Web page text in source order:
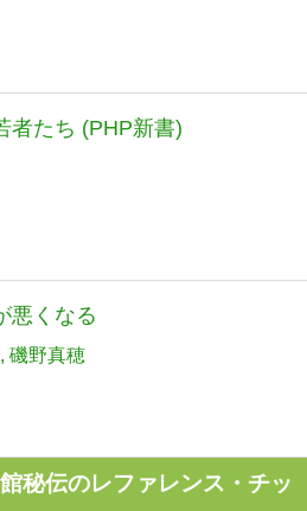
者たち (PHP新書)
悪くなる
磯野真穂
秘伝のレファレンス・チッ